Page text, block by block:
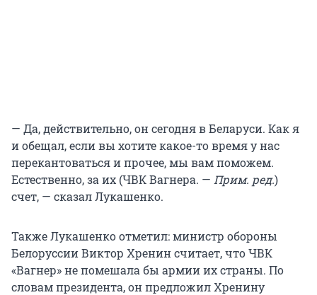
— Да, действительно, он сегодня в Беларуси. Как я
и обещал, если вы хотите какое-то время у нас
перекантоваться и прочее, мы вам поможем.
Естественно, за их (ЧВК Вагнера. — Прим. ред.)
счет, — сказал Лукашенко.
Также Лукашенко отметил: министр обороны
Белоруссии Виктор Хренин считает, что ЧВК
«Вагнер» не помешала бы армии их страны. По
словам президента, он предложил Хренину